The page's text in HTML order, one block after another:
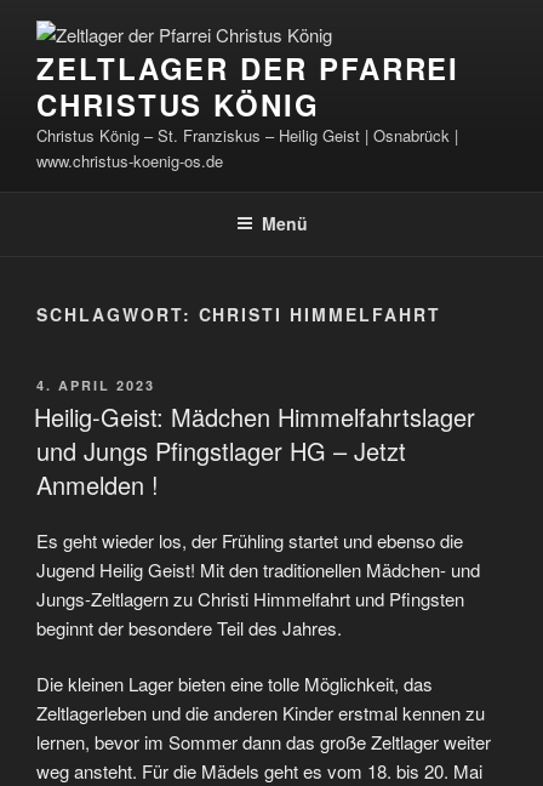
Inhalt
springenZELTLAGER DER PFARREI
CHRISTUS KÖNIG
Christus König – St. Franziskus – Heilig Geist | Osnabrück |
www.christus-koenig-os.de
Menü
SCHLAGWORT: CHRISTI HIMMELFAHRT
VERÖFFENTLICHT
AM
4. APRIL 2023
Heilig-Geist: Mädchen Himmelfahrtslager
und Jungs Pfingstlager HG – Jetzt
Anmelden !
Es geht wieder los, der Frühling startet und ebenso die
Jugend Heilig Geist! Mit den traditionellen Mädchen- und
Jungs-Zeltlagern zu Christi Himmelfahrt und Pfingsten
beginnt der besondere Teil des Jahres.
Die kleinen Lager bieten eine tolle Möglichkeit, das
Zeltlagerleben und die anderen Kinder erstmal kennen zu
lernen, bevor im Sommer dann das große Zeltlager weiter
weg ansteht. Für die Mädels geht es vom 18. bis 20. Mai